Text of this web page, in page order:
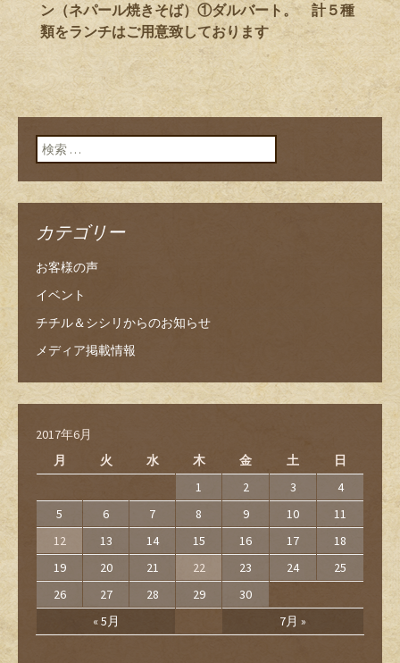
ン（ネパール焼きそば）①ダルバート。 計５種
類をランチはご用意致しております
検索:
カテゴリー
お客様の声
イベント
チチル＆シシリからのお知らせ
メディア掲載情報
2017年6月
月
火 水 木 金 土 日
« 5月 7月 »
1 2 3
4
5
6 7 8 9 10
11
12
13 14 15 16 17
18
19
20 21 22 23 24
25
26
27 28 29 30